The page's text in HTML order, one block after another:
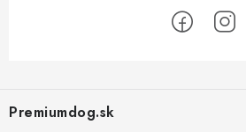
pPremiumdog.sk